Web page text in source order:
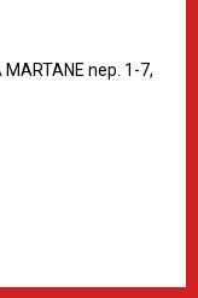
MARTANE nep. 1-7,